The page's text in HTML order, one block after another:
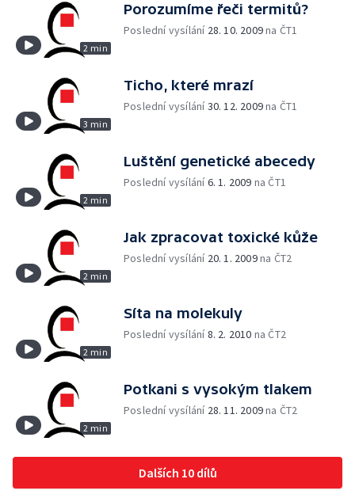
2 min
Porozumíme řeči termitů?
Poslední vysílání 28. 10. 2009na ČT1
3 min
Ticho, které mrazí
Poslední vysílání30. 12. 2009na ČT1
2 min
Luštění genetické abecedy
Poslední vysílání6. 1. 2009 na ČT1
2 min
Jak zpracovat toxické kůže
Poslední vysílání 20. 1. 2009na ČT2
2 min
Síta na molekuly
Poslední vysílání8. 2. 2010 na ČT2
2 min
Potkani s vysokým tlakem
Poslední vysílání 28. 11. 2009na ČT2
Dalších 10 dílů